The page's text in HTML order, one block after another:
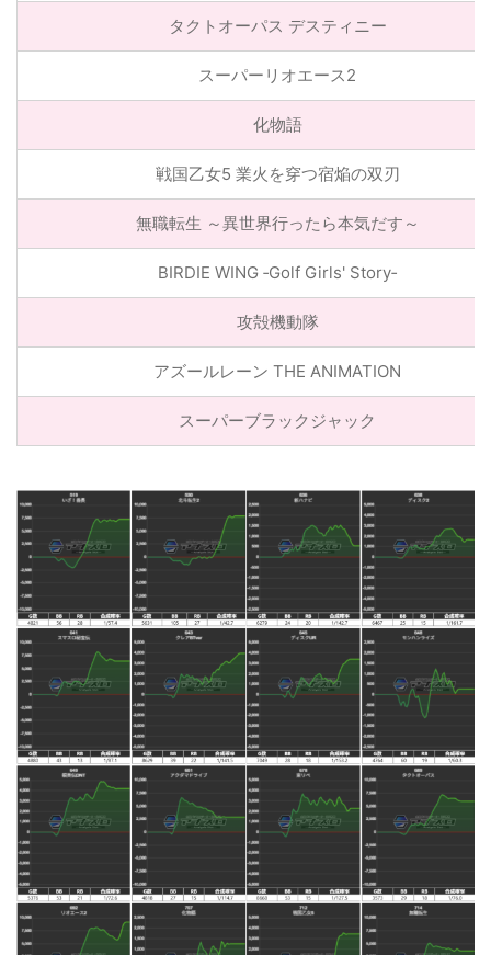
タクトオーパス デスティニー
スーパーリオエース2
化物語
戦国乙女5 業火を穿つ宿焔の双刃
無職転生 ～異世界行ったら本気だす～
BIRDIE WING ‐Golf Girls' Story‐
攻殻機動隊
アズールレーン THE ANIMATION
スーパーブラックジャック